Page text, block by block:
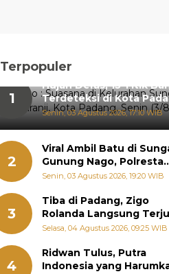
Terpopuler
1
Hujan Deras, 15 Titik
Terdeteksi di Kota
Senin, 03 Agustus 2026, 17:10 WIB
2
Viral Ambil Batu di
Gunung Nago, Polresta
Padang Ungkap Fakta
Senin, 03 Agustus 2026, 19:20 WIB
3
Tiba di Padang, Zigo
Rolanda Langsung
Bantu Warga Terdampak
Selasa, 04 Agustus 2026, 09:25 WIB
4
Ridwan Tulus, Putra
Indonesia yang